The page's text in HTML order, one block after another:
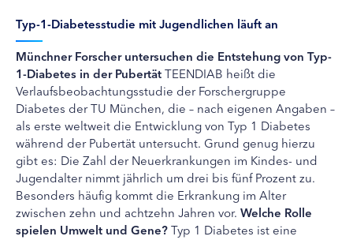
Typ-1-Diabetesstudie mit Jugendlichen läuft an
Münchner Forscher untersuchen die Entstehung von Typ-
1-Diabetes in der PubertätTEENDIAB heißt die
Verlaufsbeobachtungsstudie der Forschergruppe
Diabetes der TU München, die – nach eigenen Angaben –
als erste weltweit die Entwicklung von Typ 1 Diabetes
während der Pubertät untersucht. Grund genug hierzu
gibt es: Die Zahl der Neuerkrankungen im Kindes- und
Jugendalter nimmt jährlich um drei bis fünf Prozent zu.
Besonders häufig kommt die Erkrankung im Alter
zwischen zehn und achtzehn Jahren vor. Welche Rolle
spielen Umwelt und Gene?Typ 1 Diabetes ist eine